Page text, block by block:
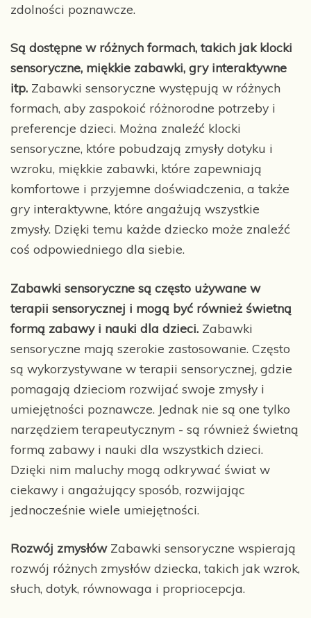
zdolności poznawcze.
Są dostępne w różnych formach, takich jak klocki
sensoryczne, miękkie zabawki, gry interaktywne
itp. Zabawki sensoryczne występują w różnych
formach, aby zaspokoić różnorodne potrzeby i
preferencje dzieci. Można znaleźć klocki
sensoryczne, które pobudzają zmysły dotyku i
wzroku, miękkie zabawki, które zapewniają
komfortowe i przyjemne doświadczenia, a także
gry interaktywne, które angażują wszystkie
zmysły. Dzięki temu każde dziecko może znaleźć
coś odpowiedniego dla siebie.
Zabawki sensoryczne są często używane w
terapii sensorycznej i mogą być również świetną
formą zabawy i nauki dla dzieci. Zabawki
sensoryczne mają szerokie zastosowanie. Często
są wykorzystywane w terapii sensorycznej, gdzie
pomagają dzieciom rozwijać swoje zmysły i
umiejętności poznawcze. Jednak nie są one tylko
narzędziem terapeutycznym - są również świetną
formą zabawy i nauki dla wszystkich dzieci.
Dzięki nim maluchy mogą odkrywać świat w
ciekawy i angażujący sposób, rozwijając
jednocześnie wiele umiejętności.
Rozwój zmysłówZabawki sensoryczne wspierają
rozwój różnych zmysłów dziecka, takich jak wzrok,
słuch, dotyk, równowaga i propriocepcja.